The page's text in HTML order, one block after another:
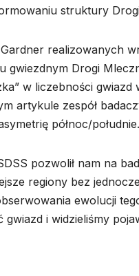
struktury
realizowanych
gwiezdnym Drogi
w liczebności
artykule zespół
północ/południe.
pozwolił nam na
regiony bez
ewolucji
i widzieliśmy